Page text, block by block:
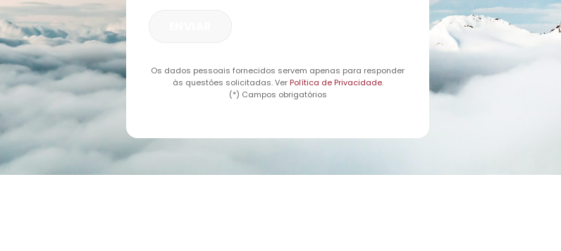
Os dados pessoais fornecidos servem apenas para responder
às questões solicitadas. Ver Política de Privacidade.
(*) Campos obrigatórios